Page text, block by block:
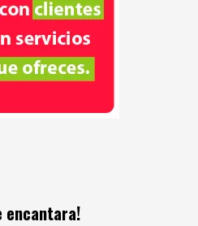
encantara!